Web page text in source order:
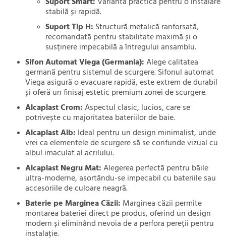
stabilă și rapidă.
Suport Tip H: Structură metalică ranforsată,
recomandată pentru stabilitate maximă și o
susținere impecabilă a întregului ansamblu.
Sifon Automat Viega (Germania):Alege calitatea
germană pentru sistemul de scurgere. Sifonul automat
Viega asigură o evacuare rapidă, este extrem de durabil
și oferă un finisaj estetic premium zonei de scurgere.
Alcaplast Crom:Aspectul clasic, lucios, care se
potrivește cu majoritatea bateriilor de baie.
Alcaplast Alb: Ideal pentru un design minimalist, unde
vrei ca elementele de scurgere să se confunde vizual cu
albul imaculat al acrilului.
Alcaplast Negru Mat:Alegerea perfectă pentru băile
ultra-moderne, asortându-se impecabil cu bateriile sau
accesoriile de culoare neagră.
Baterie pe Marginea Căzii: Marginea căzii permite
montarea bateriei direct pe produs, oferind un design
modern și eliminând nevoia de a perfora pereții pentru
instalație.